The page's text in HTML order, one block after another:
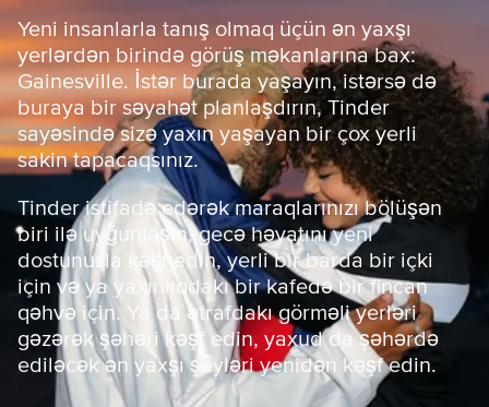
e
Yeni insanlarla tanış olmaq üçün ən yaxşı
yerlərdən birində görüş məkanlarına bax:
Gainesville. İstər burada yaşayın, istərsə də
buraya bir səyahət planlaşdırın, Tinder
sayəsində sizə yaxın yaşayan bir çox yerli
sakin tapacaqsınız.
Tinder istifadə edərək maraqlarınızı bölüşən
biri ilə uyğunlaşın, gecə həyatını yeni
dostunuzla kəşf edin, yerli bir barda bir içki
için və ya yaxınlıqdakı bir kafedə bir fincan
qəhvə için. Ya da ətrafdakı görməli yerləri
gəzərək şəhəri kəşf edin, yaxud da şəhərdə
ediləcək ən yaxşı şeyləri yenidən kəşf edin.